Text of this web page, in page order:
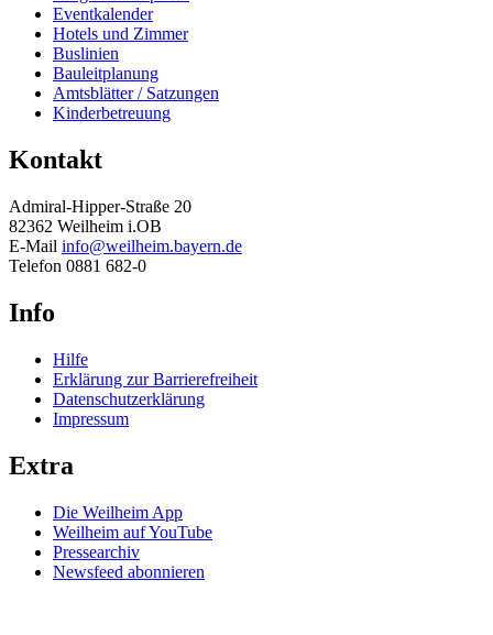
Eventkalender
Hotels und Zimmer
Buslinien
Bauleitplanung
Amtsblätter / Satzungen
Kinderbetreuung
Kontakt
Admiral-Hipper-Straße 20
82362 Weilheim i.OB
E-Mail info@weilheim.bayern.de
Telefon 0881 682-0
Info
Hilfe
Erklärung zur Barrierefreiheit
Datenschutzerklärung
Impressum
Extra
Die Weilheim App
Weilheim auf YouTube
Pressearchiv
Newsfeed abonnieren